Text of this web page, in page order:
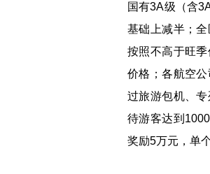
国有3A级（含
基础上减半；
按照不高于旺
价格；各航空
过旅游包机、
待游客达到
奖励5万元，单